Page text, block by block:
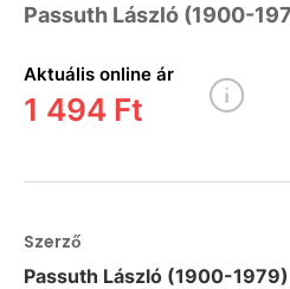
Passuth László (1900-
Aktuális online ár
1 494 Ft
Szerző
Passuth László (1900-1979)